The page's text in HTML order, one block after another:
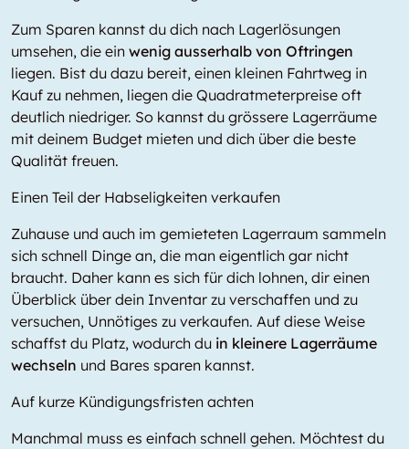
Zum Sparen kannst du dich nach Lagerlösungen
umsehen, die ein wenig ausserhalb von Oftringen
liegen. Bist du dazu bereit, einen kleinen Fahrtweg in
Kauf zu nehmen, liegen die Quadratmeterpreise oft
deutlich niedriger. So kannst du grössere Lagerräume
mit deinem Budget mieten und dich über die beste
Qualität freuen.
Einen Teil der Habseligkeiten verkaufen
Zuhause und auch im gemieteten Lagerraum sammeln
sich schnell Dinge an, die man eigentlich gar nicht
braucht. Daher kann es sich für dich lohnen, dir einen
Überblick über dein Inventar zu verschaffen und zu
versuchen, Unnötiges zu verkaufen. Auf diese Weise
schaffst du Platz, wodurch du in kleinere Lagerräume
wechseln und Bares sparen kannst.
Auf kurze Kündigungsfristen achten
Manchmal muss es einfach schnell gehen. Möchtest du